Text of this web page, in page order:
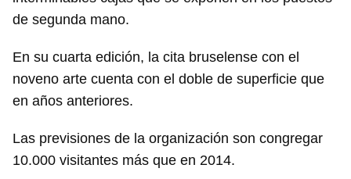
de segunda mano.
En su cuarta edición, la cita bruselense con el
noveno arte cuenta con el doble de superficie que
en años anteriores.
Las previsiones de la organización son congregar
10.000 visitantes más que en 2014.